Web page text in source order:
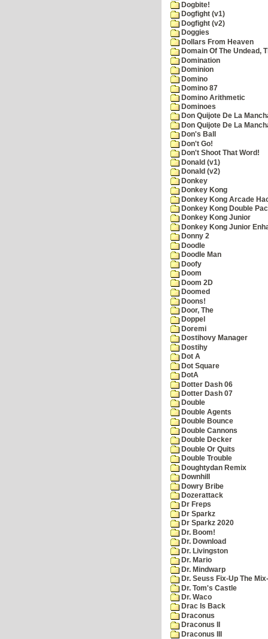
Dogbite!
Dogfight (v1)
Dogfight (v2)
Doggies
Dollars From Heaven
Domain Of The Undead,
Domination
Dominion
Domino
Domino 87
Domino Arithmetic
Dominoes
Don Quijote De La
Don Quijote De La
Don's Ball
Don't Go!
Don't Shoot That Word!
Donald (v1)
Donald (v2)
Donkey
Donkey Kong
Donkey Kong Arcade
Donkey Kong Double
Donkey Kong Junior
Donkey Kong Junior
Donny 2
Doodle
Doodle Man
Doofy
Doom
Doom 2D
Doomed
Doons!
Door, The
Doppel
Doremi
Dostihovy Manager
Dostihy
Dot A
Dot Square
DotA
Dotter Dash 06
Dotter Dash 07
Double
Double Agents
Double Bounce
Double Cannons
Double Decker
Double Or Quits
Double Trouble
Doughtydan Remix
Downhill
Dowry Bribe
Dozerattack
Dr Freps
Dr Sparkz
Dr Sparkz 2020
Dr. Boom!
Dr. Download
Dr. Livingston
Dr. Mario
Dr. Mindwarp
Dr. Seuss Fix-Up The
Dr. Tom's Castle
Dr. Waco
Drac Is Back
Draconus
Draconus II
Draconus III